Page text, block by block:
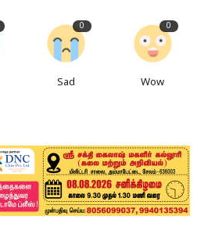
0
Sad
0
Wow